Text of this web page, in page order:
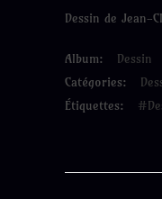
Dessin de Jean-
Album:
Dessin
Catégories:
Étiquettes: